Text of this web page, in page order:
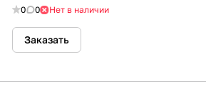
0 0 Нет в наличии
Заказать